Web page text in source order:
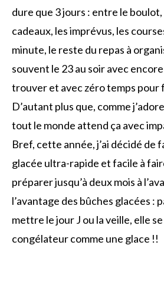
dure que 3 jours : entre le
cadeaux, les imprévus, les
minute, le reste du repas à
souvent le 23 au soir avec
trouver et avec zéro temps pour
D’autant plus que, comme
tout le monde attend ça avec
Bref, cette année, j’ai décidé de
glacée ultra-rapide et facile à
préparer jusqu’à deux mois à
l’avantage des bûches glacées :
mettre le jour J ou la veille, elle
congélateur comme une glace !!